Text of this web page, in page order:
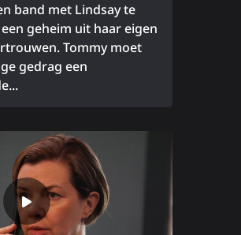
band met Lindsay te
geheim uit haar eigen
Tommy moet
gedrag een